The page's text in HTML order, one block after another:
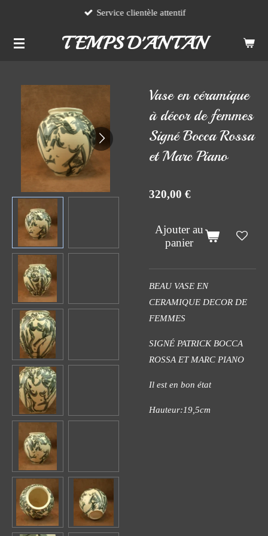
contenu
TEMPS D'ANTAN
Service clientèle attentif
Vase en céramique
à décor de femmes
Signé Bocca Rossa
et Marc Piano
320,00 €
Ajouter au
panier
BEAU VASE EN
CERAMIQUE DECOR DE
FEMMES
SIGNÉ PATRICK BOCCA
ROSSA ET MARC PIANO
Il est en bon état
Hauteur:19,5cm